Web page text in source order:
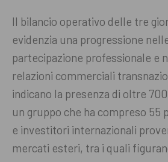
Il bilancio operativo delle tre
evidenzia una progressione
partecipazione professionale e
relazioni commerciali
indicano la presenza di oltre
un gruppo che ha compreso 55
e investitori internazionali
mercati esteri, tra i quali